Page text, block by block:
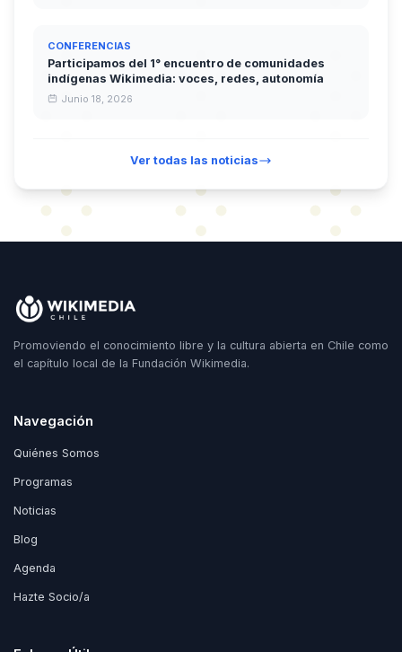
CONFERENCIAS
Participamos del 1° encuentro de comunidades
indígenas Wikimedia: voces, redes, autonomía
Junio 18, 2026
Ver todas las noticias
Promoviendo el conocimiento libre y la cultura abierta en Chile como
el capítulo local de la Fundación Wikimedia.
Navegación
Quiénes Somos
Programas
Noticias
Blog
Agenda
Hazte Socio/a